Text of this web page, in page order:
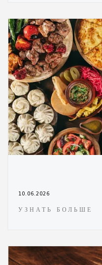
10.06.2026
УЗНАТЬ БОЛЬШЕ